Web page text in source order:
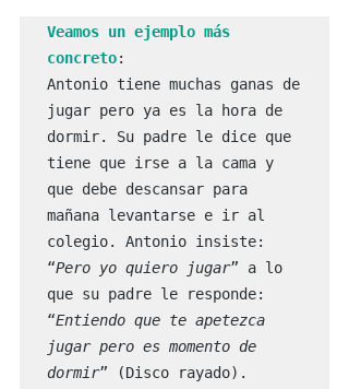
Veamos un ejemplo más
concreto:
Antonio tiene muchas ganas de
jugar pero ya es la hora de
dormir. Su padre le dice que
tiene que irse a la cama y
que debe descansar para
mañana levantarse e ir al
colegio. Antonio insiste:
“Pero yo quiero jugar” a lo
que su padre le responde:
“Entiendo que te apetezca
jugar pero es momento de
dormir” (Disco rayado).